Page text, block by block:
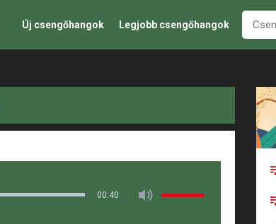
Új csengőhangok Legjobb csengőhangok
00:40